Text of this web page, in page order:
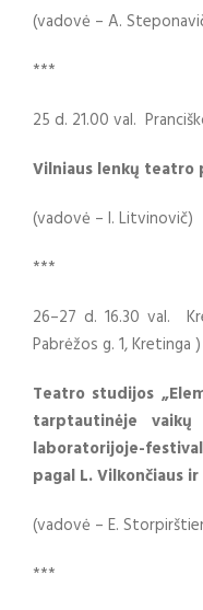
(vadovė – A.
***
25 d. 21.00 val.
Vilniaus lenkų teatro
(vadovė – I. Litvinovič)
***
26–27 d. 16.30 val.
Pabrėžos g. 1, Kretinga )
Teatro studijos
tarptautinėje
laboratorijoje-
pagal L. Vilkončiaus
(vadovė – E.
***